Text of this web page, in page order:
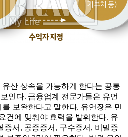
산 상속을 가능하게 한다는 공통
인다. 금융업계 전문가들은 유언
보완한다고 말한다. 유언장은 민
건에 맞춰야 효력을 발휘한다. 유
증서, 공증증서, 구수증서, 비밀증